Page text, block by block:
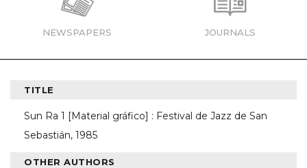
NEWSPAPERS JOURNALS
TITLE
Sun Ra 1 [Material gráfico] : Festival de Jazz de San
Sebastián, 1985
OTHER AUTHORS